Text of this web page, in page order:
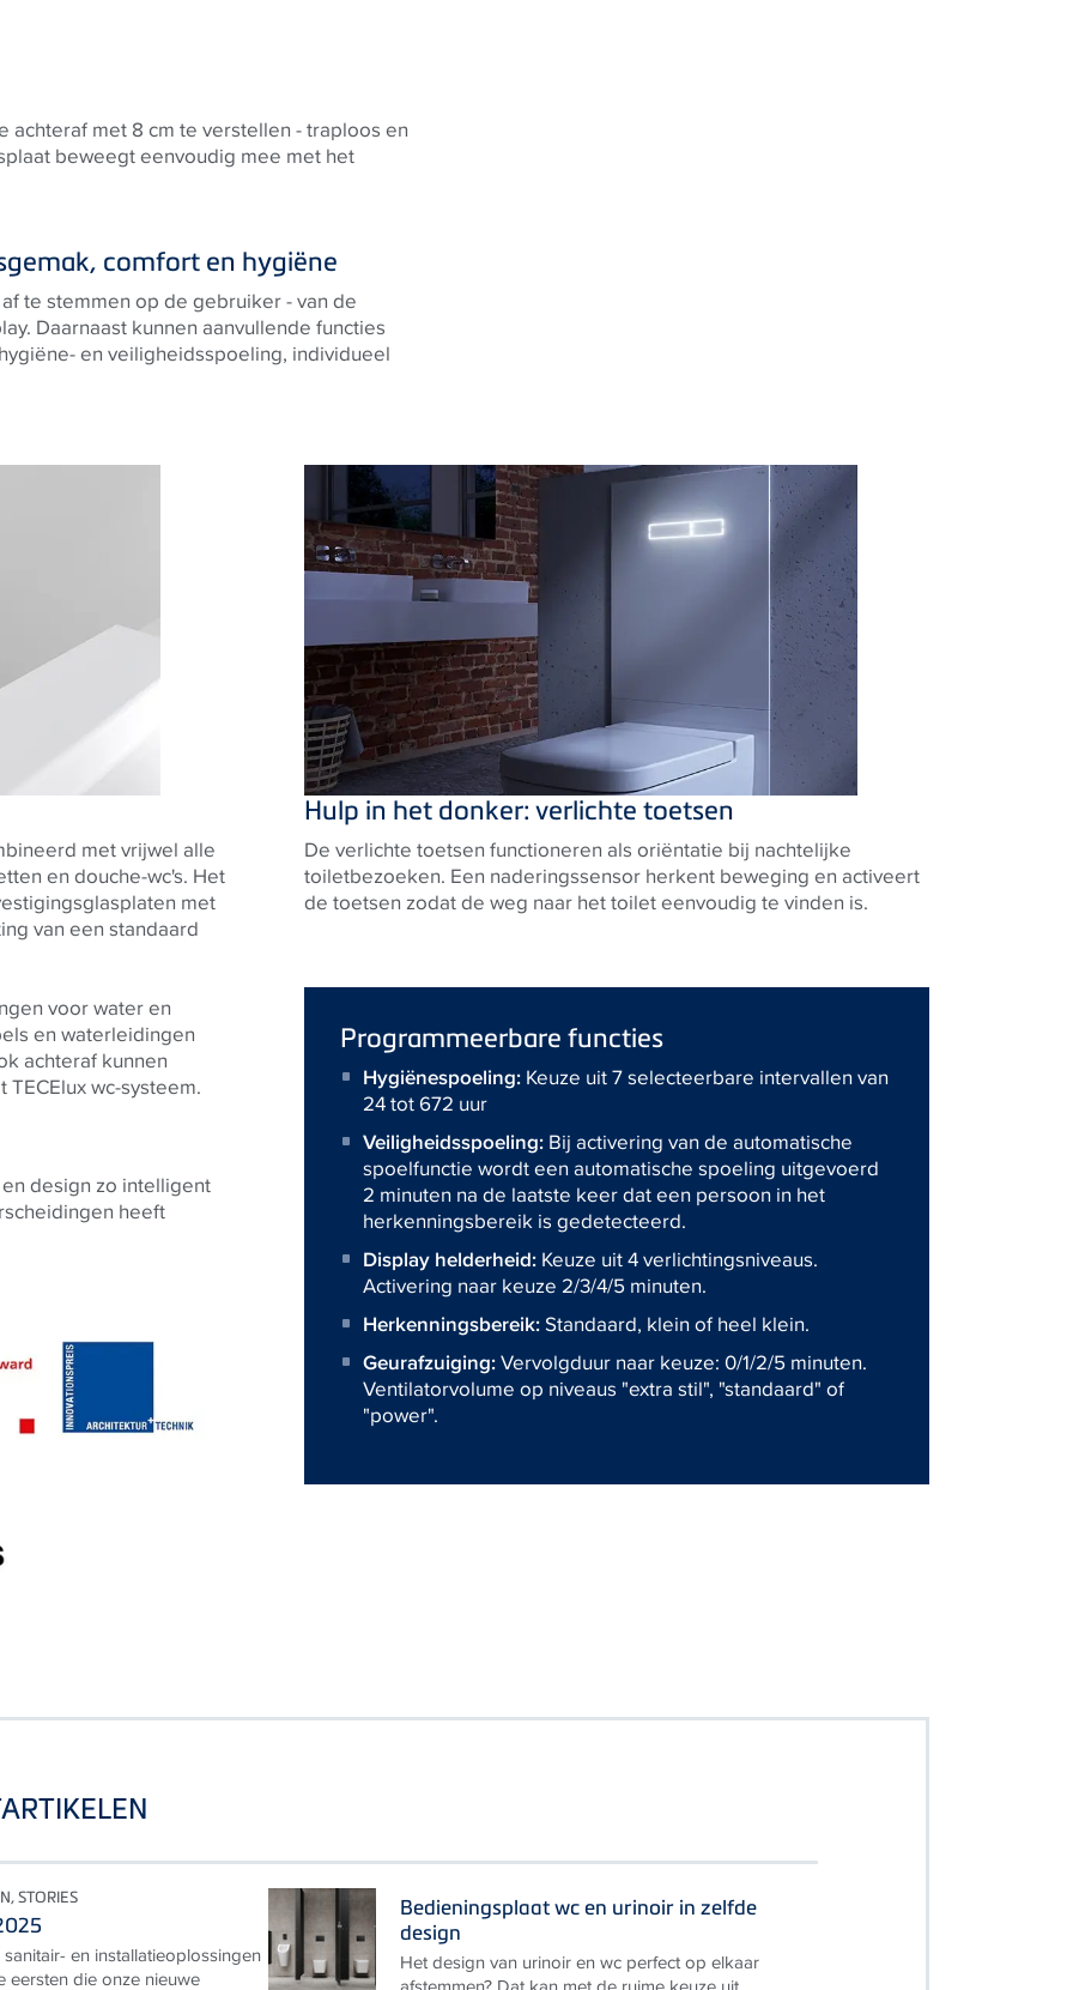
achteraf met 8 cm te verstellen - traploos en
beweegt eenvoudig mee met het
comfort en hygiëne
te stemmen op de gebruiker - van de
Daarnaast kunnen aanvullende functies
en veiligheidsspoeling, individueel
met vrijwel alle
en douche-wc's. Het
met
van een standaard
voor water en
en waterleidingen
achteraf kunnen
wc-systeem.
design zo intelligent
heeft
Hulp in het donker: verlichte toetsen
De verlichte toetsen functioneren als oriëntatie bij nachtelijke
toiletbezoeken. Een naderingssensor herkent beweging en activeert
de toetsen zodat de weg naar het toilet eenvoudig te vinden is.
Programmeerbare functies
Hygiënespoeling: Keuze uit 7 selecteerbare intervallen van
24 tot 672 uur
Veiligheidsspoeling: Bij activering van de automatische
spoelfunctie wordt een automatische spoeling uitgevoerd
2 minuten na de laatste keer dat een persoon in het
herkenningsbereik is gedetecteerd.
Display helderheid: Keuze uit 4 verlichtingsniveaus.
Activering naar keuze 2/3/4/5 minuten.
Herkenningsbereik:Standaard, klein of heel klein.
Geurafzuiging:Vervolgduur naar keuze: 0/1/2/5 minuten.
Ventilatorvolume op niveaus "extra stil", "standaard" of
"power".
STORIES
en installatieoplossingen
eersten die onze nieuwe
Bedieningsplaat wc en urinoir in zelfde
design
Het design van urinoir en wc perfect op elkaar